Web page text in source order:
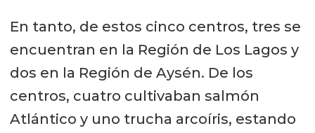
En tanto, de estos cinco centros, tres se
encuentran en la Región de Los Lagos y
dos en la Región de Aysén. De los
centros, cuatro cultivaban salmón
Atlántico y uno trucha arcoíris, estando